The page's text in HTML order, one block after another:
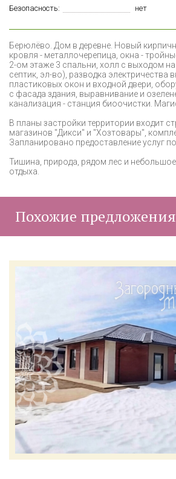
Безопасность:
нет
Берюлёво. Дом в деревне. Новый
кровля - металлочерепица, окна -
2-ом этаже 3 спальни, холл с выходом
септик, эл-во), разводка
пластиковых окон и входной двери,
с фасада здания, выравнивание и
канализация - станция биоочистки.
В планы застройки территории входит
магазинов "Дикси" и "Хозтовары",
Запланировано предоставление услуг
Тишина, природа, рядом лес и
отдыха.
Похожие предложения